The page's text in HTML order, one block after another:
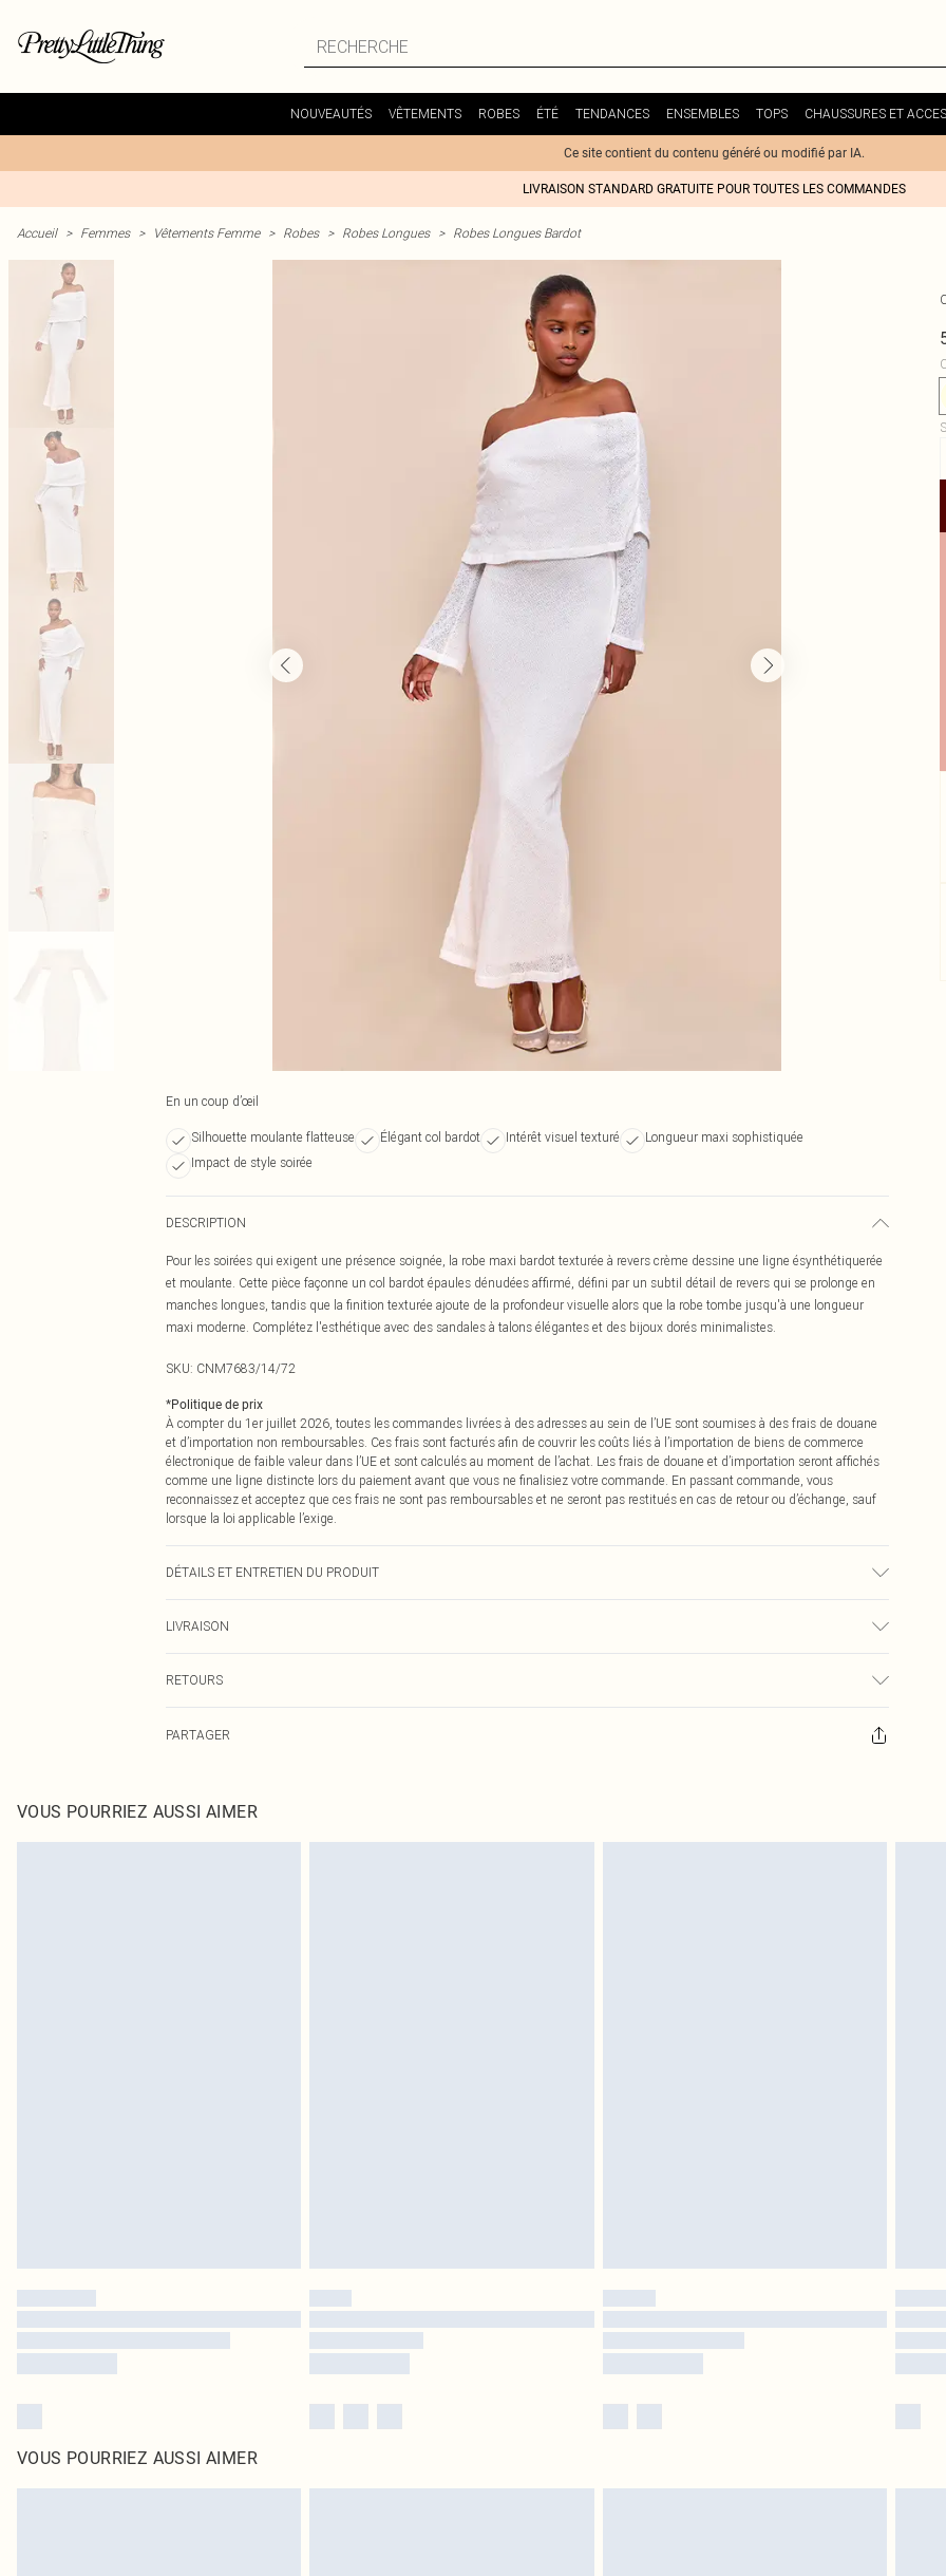
NOUVEAUTÉS VÊTEMENTS ROBES ÉTÉ TENDANCES ENSEMBLES TOPS CHAUSSURES ET
Ce site contient du contenu généré ou modifié par IA.
LIVRAISON STANDARD GRATUITE POUR TOUTES LES COMMANDES
Accueil > Femmes > Vêtements Femme > Robes > Robes Longues > Robes Longues Bardot
En un coup d’œil
Silhouette moulante flatteuse Élégant col bardot Intérêt visuel texturé
Longueur maxi sophistiquée
Impact de style soirée
DESCRIPTION
Pour les soirées qui exigent une présence soignée, la robe maxi bardot texturée à revers crème dessine une ligne ésynthétiquerée
et moulante. Cette pièce façonne un col bardot épaules dénudées affirmé, défini par un subtil détail de revers qui se prolonge en
manches longues, tandis que la finition texturée ajoute de la profondeur visuelle alors que la robe tombe jusqu'à une longueur
maxi moderne. Complétez l'esthétique avec des sandales à talons élégantes et des bijoux dorés minimalistes.
SKU: CNM7683/14/72
*Politique de prix
À compter du 1er juillet 2026, toutes les commandes livrées à des adresses au sein de l’UE sont soumises à des frais de douane
et d’importation non remboursables. Ces frais sont facturés afin de couvrir les coûts liés à l’importation de biens de commerce
électronique de faible valeur dans l’UE et sont calculés au moment de l’achat. Les frais de douane et d’importation seront affichés
comme une ligne distincte lors du paiement avant que vous ne finalisiez votre commande. En passant commande, vous
reconnaissez et acceptez que ces frais ne sont pas remboursables et ne seront pas restitués en cas de retour ou d’échange, sauf
lorsque la loi applicable l’exige.
DÉTAILS ET ENTRETIEN DU PRODUIT
LIVRAISON
€7.99
RETOURS
Veuillez noter que nous ne pouvons pas rembourser les masques tendance, les cosmétiques, les bijoux pour piercings, les jouets
également être essayées en intérieur. Les articles pour la maison, y compris le linge de lit, les matelas, les surmatelas et les
PARTAGER
VOUS POURRIEZ AUSSI AIMER
VOUS POURRIEZ AUSSI AIMER